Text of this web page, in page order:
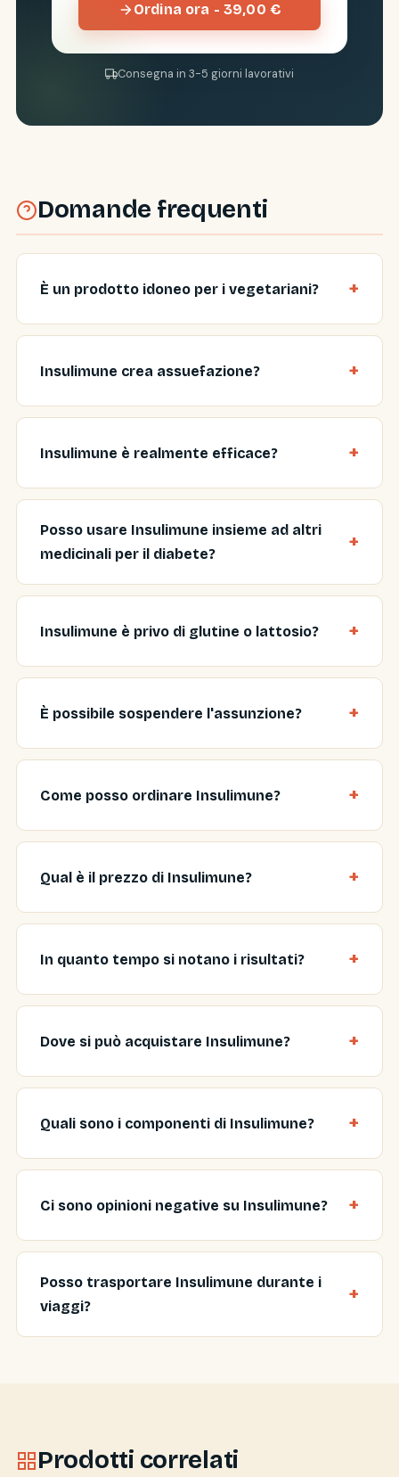
Ordina ora - 39,00 €
Consegna in 3-5 giorni lavorativi
Domande frequenti
È un prodotto idoneo per i vegetariani?
Insulimune crea assuefazione?
Insulimune è realmente efficace?
Posso usare Insulimune insieme ad altri
medicinali per il diabete?
Insulimune è privo di glutine o lattosio?
È possibile sospendere l'assunzione?
Come posso ordinare Insulimune?
Qual è il prezzo di Insulimune?
In quanto tempo si notano i risultati?
Dove si può acquistare Insulimune?
Quali sono i componenti di Insulimune?
Ci sono opinioni negative su Insulimune?
Posso trasportare Insulimune durante i
viaggi?
Prodotti correlati